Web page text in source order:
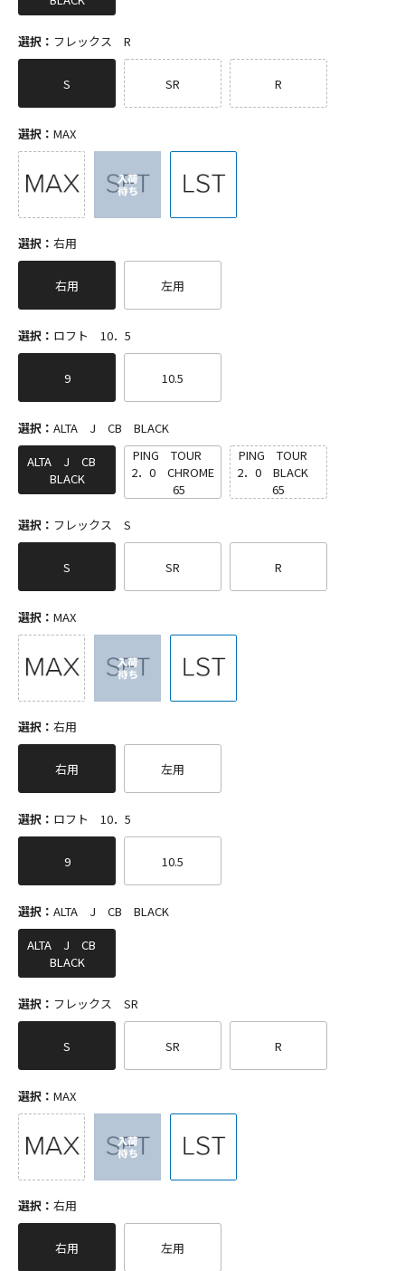
選択： フレックス R
S SR R
選択： MAX
選択： 右用
右用 左用
選択： ロフト 10．5
9 10.5
選択： ALTA J CB BLACK
ALTA J CB
BLACK
PING TOUR
2．0 CHROME
65
PING TOUR
2．0 BLACK
65
選択： フレックス S
S SR R
選択： MAX
選択： 右用
右用 左用
選択： ロフト 10．5
9 10.5
選択： ALTA J CB BLACK
ALTA J CB
BLACK
選択： フレックス SR
S SR R
選択： MAX
選択： 右用
右用 左用